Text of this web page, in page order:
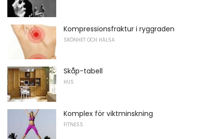
Kompressionsfraktur i ryggraden
SKÖNHET OCH HÄLSA
Skåp-tabell
HUS
Komplex för viktminskning
FITNESS